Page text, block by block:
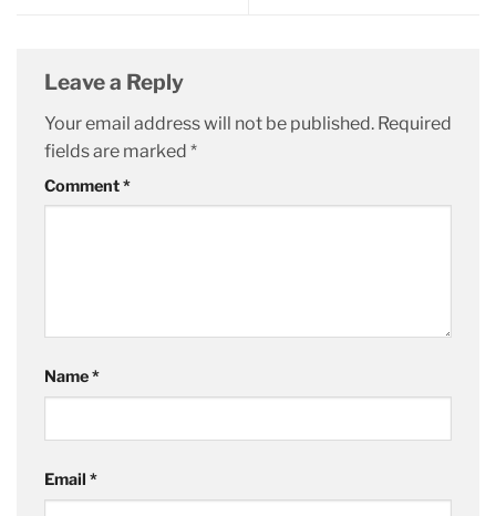
Leave a Reply
Your email address will not be published. Required
fields are marked *
Comment*
Name*
Email *